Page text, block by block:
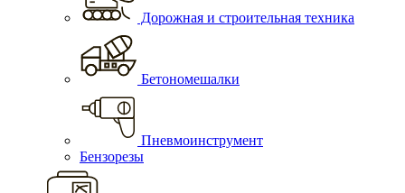
Дорожная и строительная техника
Бетономешалки
Пневмоинструмент
Бензорезы